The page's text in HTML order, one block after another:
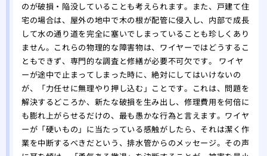
のが破損・陥没していることも考えられます。また、戸建て住
宅の場合は、屋外の地中で木の根が配管に侵入し、内部で成長
して水の通り道を完全に塞いでしまっていることも珍しくあり
ません。これらの物理的な障害物は、ワイヤーではどうするこ
ともできず、専門的な調査と修繕が必要不可欠です。 ワイヤ
ーが途中で止まってしまった時に、絶対にしてはいけないの
が、「力任せに無理やり押し込む」ことです。これは、問題を
解決するどころか、新たな破損を生み出し、修理費用を何倍に
も膨れ上がらせるだけの、最も愚かな行為と言えます。ワイヤ
ーが「硬いもの」に当たっている感触がしたら、それは潔く作
業を中断するべきだという、排水管からのメッセージ。その声